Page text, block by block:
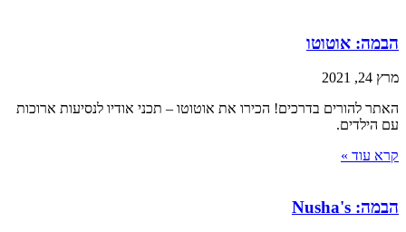
הבמה: אוטוטו
מרץ 24, 2021
האתר להורים בדרכים! הכירו את אוטוטו – תכני אודיו לנסיעות ארוכות
עם הילדים.
קרא עוד »
הבמה: Nusha's